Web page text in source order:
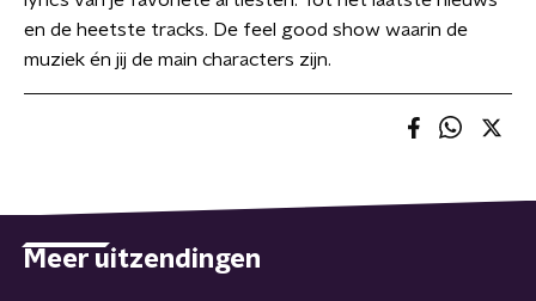
en de heetste tracks. De feel good show waarin de
muziek én jij de main characters zijn.
Meer uitzendingen